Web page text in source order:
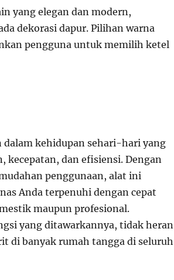
yang elegan dan modern,
dekorasi dapur. Pilihan warna
pengguna untuk memilih ketel
kehidupan sehari-hari yang
kecepatan, dan efisiensi. Dengan
penggunaan, alat ini
Anda terpenuhi dengan cepat
maupun profesional.
yang ditawarkannya, tidak heran
di banyak rumah tangga di seluruh